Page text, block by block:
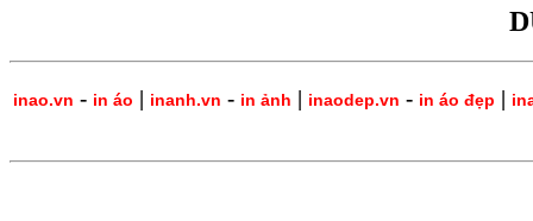
inao.vn - in áo | inanh.vn - in ảnh | inaodep.vn - in áo đẹp |